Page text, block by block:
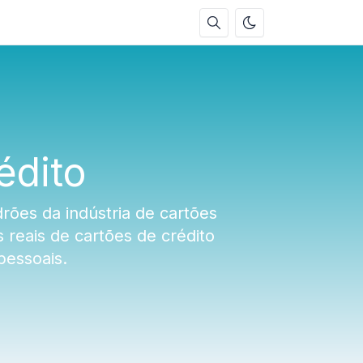
da indústria de cartões
reais de cartões de crédito